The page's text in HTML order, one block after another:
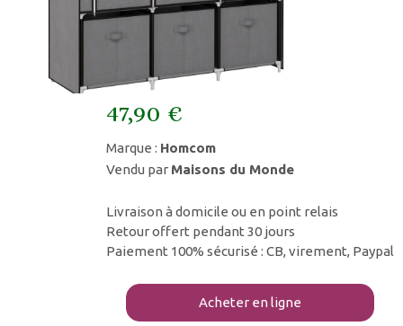
47,90 €
Marque : Homcom
Vendu par Maisons du Monde
Livraison à domicile ou en point relais
Retour offert pendant 30 jours
Paiement 100% sécurisé : CB, virement, Paypal
Acheter en ligne